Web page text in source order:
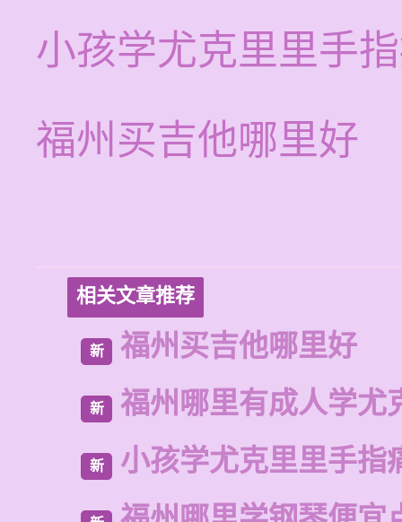
小孩学尤克里里手
福州买吉他哪里好
相关文章推荐
新 福州买吉他哪里好
新 福州哪里有成人学尤
新 小孩学尤克里里手指